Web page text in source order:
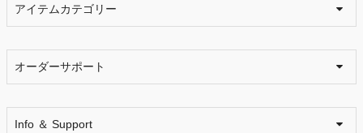
アイテムカテゴリー
オーダーサポート
Info ＆ Support